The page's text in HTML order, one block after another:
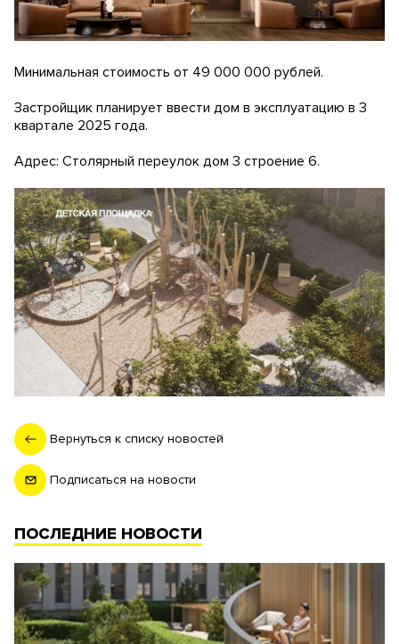
Минимальная стоимость от 49 000 000 рублей.
Застройщик планирует ввести дом в эксплуатацию в 3
квартале 2025 года.
Адрес: Столярный переулок дом 3 строение 6.
Вернуться к списку новостей
Подписаться на новости
ПОСЛЕДНИЕ НОВОСТИ